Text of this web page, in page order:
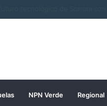
NPN Verde Regional